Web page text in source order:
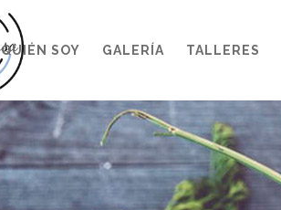
QUIÉN SOY GALERÍA TALLERES